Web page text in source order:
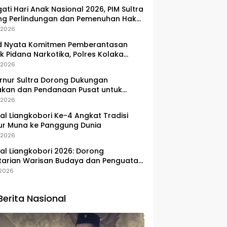
Hari Anak Nasional 2026, PIM Sultra
Perlindungan dan Pemenuhan Hak
2026
Nyata Komitmen Pemberantasan
Pidana Narkotika, Polres Kolaka
Peredaran 3 Kg Sabu-Sabu
2026
Sultra Dorong Dukungan
dan Pendanaan Pusat untuk
Kawasan Liangkobhori
2026
Liangkobori Ke-4 Angkat Tradisi
Muna ke Panggung Dunia
2026
Liangkobori 2026: Dorong
Warisan Budaya dan Penguatan
Masyarakat
Nasional